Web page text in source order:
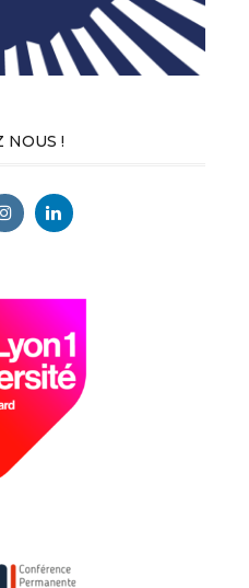
NOUS !